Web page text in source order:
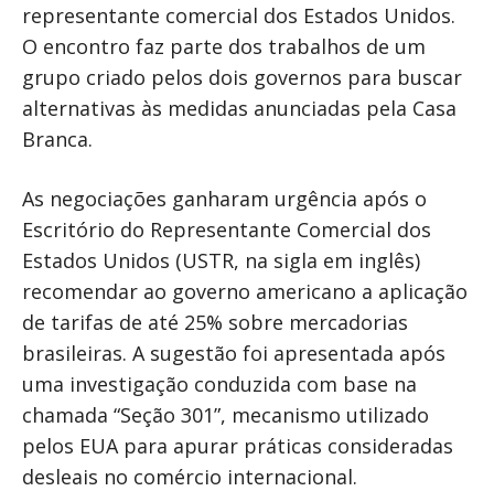
representante comercial dos Estados Unidos.
O encontro faz parte dos trabalhos de um
grupo criado pelos dois governos para buscar
alternativas às medidas anunciadas pela Casa
Branca.
As negociações ganharam urgência após o
Escritório do Representante Comercial dos
Estados Unidos (USTR, na sigla em inglês)
recomendar ao governo americano a aplicação
de tarifas de até 25% sobre mercadorias
brasileiras. A sugestão foi apresentada após
uma investigação conduzida com base na
chamada “Seção 301”, mecanismo utilizado
pelos EUA para apurar práticas consideradas
desleais no comércio internacional.